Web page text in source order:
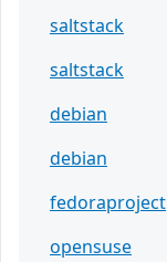
saltstack
saltstack
debian
debian
fedoraproject
opensuse